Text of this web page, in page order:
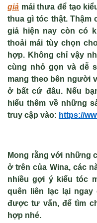
giả mái thưa để tạo
thua gì tóc thật. Thậm
giả hiện nay còn có
thoải mái tùy chọn
hợp. Không chỉ vậy
cùng nhỏ gọn và dễ
mang theo bên người
ở bất cứ đâu. Nếu
hiểu thêm về những
truy cập vào: https://
Mong rằng với những
ở trên của Wina, các
nhiều gợi ý kiểu tóc
quên liên lạc lại
được tư vấn, để tìm
hợp nhé.